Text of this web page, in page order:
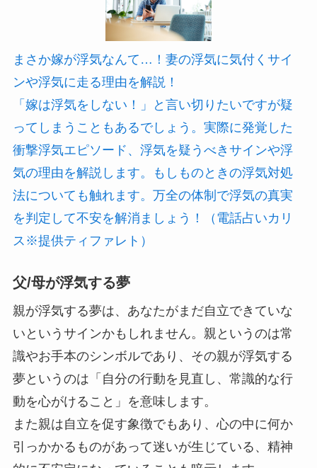
まさか嫁が浮気なんて…！妻の浮気に気付くサイ
ンや浮気に走る理由を解説！
「嫁は浮気をしない！」と言い切りたいですが疑
ってしまうこともあるでしょう。実際に発覚した
衝撃浮気エピソード、浮気を疑うべきサインや浮
気の理由を解説します。もしものときの浮気対処
法についても触れます。万全の体制で浮気の真実
を判定して不安を解消ましょう！（電話占いカリ
ス※提供ティファレト）
父/母が浮気する夢
親が浮気する夢は、あなたがまだ自立できていな
いというサインかもしれません。親というのは常
識やお手本のシンボルであり、その親が浮気する
夢というのは「自分の行動を見直し、常識的な行
動を心がけること」を意味します。
また親は自立を促す象徴でもあり、心の中に何か
引っかかるものがあって迷いが生じている、精神